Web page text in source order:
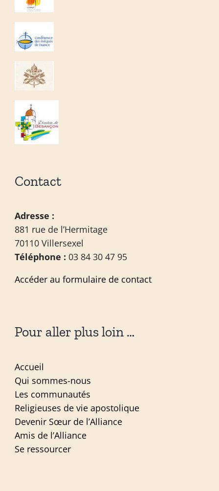
Contact
Adresse :
881 rue de l’Hermitage
70110 Villersexel
Téléphone : 03 84 30 47 95
Accéder au formulaire de contact
Pour aller plus loin …
Accueil
Qui sommes-nous
Les communautés
Religieuses de vie apostolique
Devenir Sœur de l’Alliance
Amis de l’Alliance
Se ressourcer